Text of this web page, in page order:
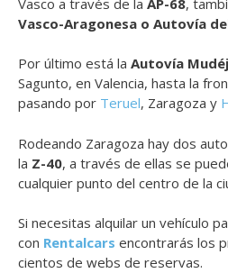
Vasco-Aragonesa o Autovía
Por último está la Autovía
Sagunto, en Valencia, hasta la
pasando por Teruel, Zaragoza y
Rodeando Zaragoza hay dos
la Z-40, a través de ellas se
cualquier punto del centro de la
Si necesitas alquilar un vehículo
con Rentalcars encontrarás los
cientos de webs de reservas.